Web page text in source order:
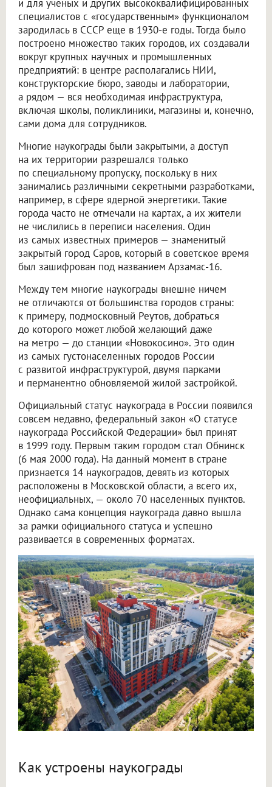
и для ученых и других высококвалифицированных
специалистов с «государственным» функционалом
зародилась в СССР еще в 1930-е годы. Тогда было
построено множество таких городов, их создавали
вокруг крупных научных и промышленных
предприятий: в центре располагались НИИ,
конструкторские бюро, заводы и лаборатории,
а рядом — вся необходимая инфраструктура,
включая школы, поликлиники, магазины и, конечно,
сами дома для сотрудников.
Многие наукограды были закрытыми, а доступ
на их территории разрешался только
по специальному пропуску, поскольку в них
занимались различными секретными разработками,
например, в сфере ядерной энергетики. Такие
города часто не отмечали на картах, а их жители
не числились в переписи населения. Один
из самых известных примеров — знаменитый
закрытый город Саров, который в советское время
был зашифрован под названием Арзамас-16.
Между тем многие наукограды внешне ничем
не отличаются от большинства городов страны:
к примеру, подмосковный Реутов, добраться
до которого может любой желающий даже
на метро — до станции «Новокосино». Это один
из самых густонаселенных городов России
с развитой инфраструктурой, двумя парками
и перманентно обновляемой жилой застройкой.
Официальный статус наукограда в России появился
совсем недавно, федеральный закон «О статусе
наукограда Российской Федерации» был принят
в 1999 году. Первым таким городом стал Обнинск
(6 мая 2000 года). На данный момент в стране
признается 14 наукоградов, девять из которых
расположены в Московской области, а всего их,
неофициальных, — около 70 населенных пунктов.
Однако сама концепция наукограда давно вышла
за рамки официального статуса и успешно
развивается в современных форматах.
Как устроены наукограды